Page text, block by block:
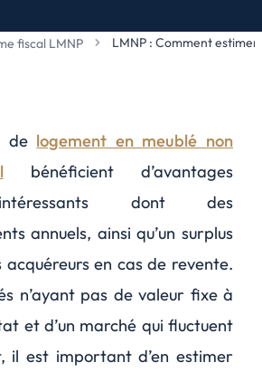
fiscal LMNP LMNP : Comment
de logement en meublé non
bénéficient d’avantages
dont des
annuels, ainsi qu’un surplus
en cas de revente.
n’ayant pas de valeur fixe à
et d’un marché qui fluctuent
il est important d’en estimer